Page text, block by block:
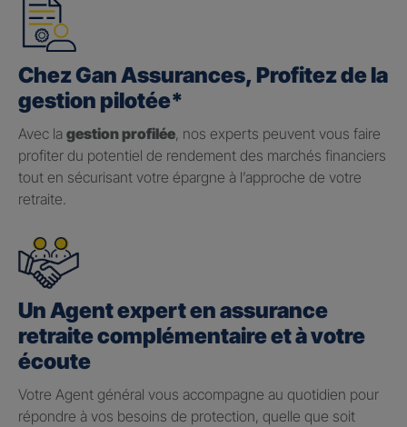
Chez Gan Assurances, Profitez de la
gestion pilotée*
Avec la gestion profilée, nos experts peuvent vous faire
profiter du potentiel de rendement des marchés financiers
tout en sécurisant votre épargne à l’approche de votre
retraite.
Un Agent expert en assurance
retraite complémentaire et à votre
écoute
Votre Agent général vous accompagne au quotidien pour
répondre à vos besoins de protection, quelle que soit